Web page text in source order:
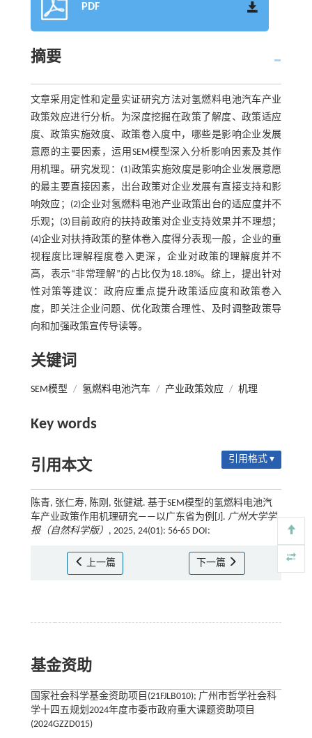
PDF
摘要
文章采用定性和定量实证研究方法对氢燃料电池汽车产业
政策效应进行分析。为深度挖掘在政策了解度、政策适应
度、政策实施效度、政策卷入度中，哪些是影响企业发展
意愿的主要因素，运用SEM模型深入分析影响因素及其作
用机理。研究发现：(1)政策实施效度是影响企业发展意愿
的最主要直接因素，出台政策对企业发展有直接支持和影
响效应；(2)企业对氢燃料电池产业政策出台的适应度并不
乐观；(3)目前政府的扶持政策对企业支持效果并不理想；
(4)企业对扶持政策的整体卷入度得分表现一般，企业的重
视程度比理解程度卷入更深，企业对政策的理解度并不
高，表示“非常理解”的占比仅为18.18%。综上，提出针对
性对策等建议：政府应重点提升政策适应度和政策卷入
度，即关注企业问题、优化政策合理性、及时调整政策导
向和加强政策宣传导读等。
关键词
SEM模型 / 氢燃料电池汽车 / 产业政策效应 / 机理
Key words
引用本文 引用格式 ▾
陈青, 张仁寿, 陈刚, 张健斌. 基于SEM模型的氢燃料电池汽
车产业政策作用机理研究——以广东省为例[J]. 广州大学学
报（自然科学版） , 2025, 24(01): 56-65 DOI:
上一篇 下一篇
基金资助
国家社会科学基金资助项目(21FJLB010); 广州市哲学社会科
学十四五规划2024年度市委市政府重大课题资助项目
(2024GZZD015)